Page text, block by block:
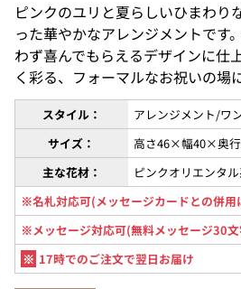
ピンクのユリと夏らしいひまわり
った華やかなアレンジメントです
わず喜んでもらえるデザインに仕
く彩る、フォーマルなお祝いの場
スタイル：
アレンジメント/ワ
サイズ：
高さ46×幅40×奥
主な花材：
ピンクオリエンタ
※名札対応可(メッセージカードとの併用
※メッセージ対応可(無料メッセージ30
※ 17時でのご注文で翌日お届け